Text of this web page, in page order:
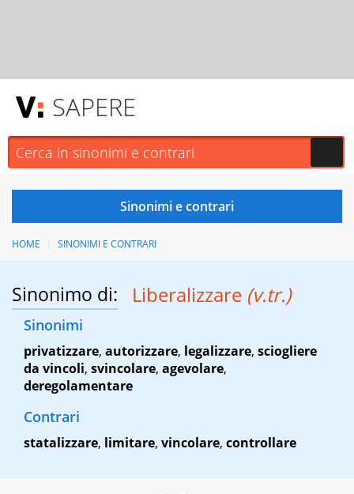
SAPERE
HOME SINONIMI E CONTRARI
Sinonimo di: Liberalizzare (v.tr.)
Sinonimi
privatizzare, autorizzare, legalizzare, sciogliere
da vincoli, svincolare, agevolare,
deregolamentare
Contrari
statalizzare, limitare, vincolare, controllare